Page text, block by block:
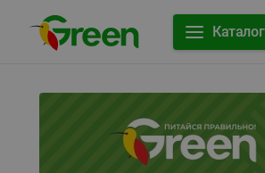
Каталог